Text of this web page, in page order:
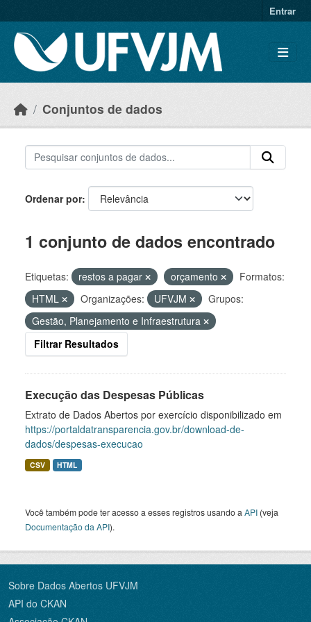
Entrar
Conjuntos de dados
Ordenar por
1 conjunto de dados encontrado
Etiquetas: restos a pagar orçamento
Formatos:
HTML
Organizações: UFVJM
Grupos:
Gestão, Planejamento e Infraestrutura
Filtrar Resultados
Execução das Despesas Públicas
Extrato de Dados Abertos por exercício disponibilizado em
https://portaldatransparencia.gov.br/download-de-
dados/despesas-execucao
CSV HTML
Você também pode ter acesso a esses registros usando a API (veja
Documentação da API).
Sobre Dados Abertos UFVJM
API do CKAN